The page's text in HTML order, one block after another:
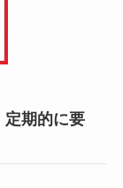
定期的に要